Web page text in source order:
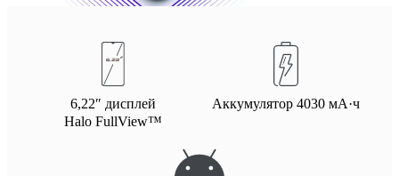
6,22″ дисплей
Halo FullView™
Аккумулятор 4030 мА·ч